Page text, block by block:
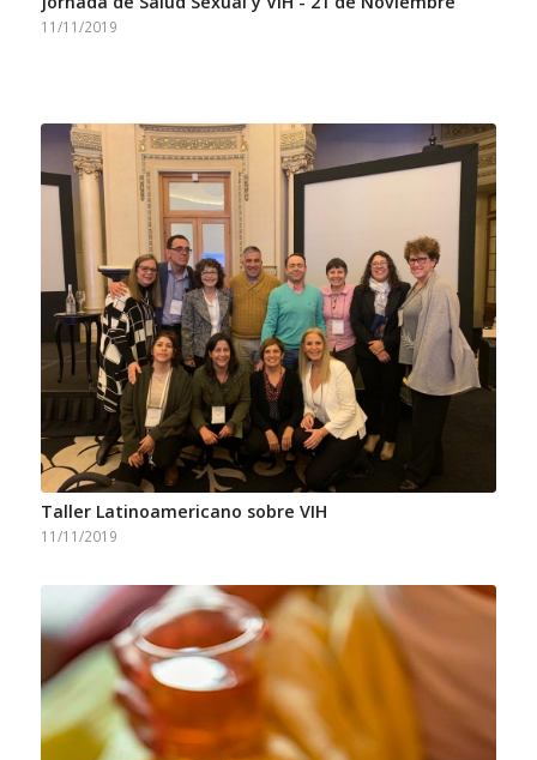
11/11/2019
Taller Latinoamericano sobre VIH
11/11/2019